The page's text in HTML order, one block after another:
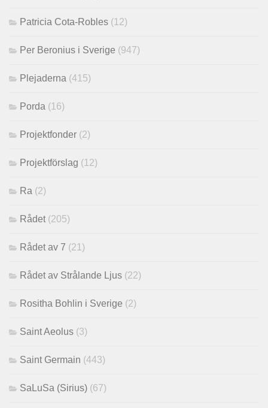
Patricia Cota-Robles (12)
Per Beronius i Sverige (947)
Plejaderna (415)
Porda (16)
Projektfonder (2)
Projektförslag (12)
Ra (2)
Rådet (205)
Rådet av 7 (21)
Rådet av Strålande Ljus (22)
Rositha Bohlin i Sverige (2)
Saint Aeolus (3)
Saint Germain (443)
SaLuSa (Sirius) (67)